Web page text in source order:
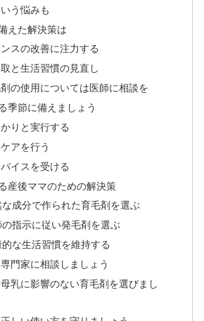
う悩みも
えた解決策は
スの改善に注力する
と生活習慣の見直し
の使用については医師に相談を
季節に備えましょう
りと実行する
アを行う
イスを受ける
産後ママのための解決策
成分で作られた育毛剤を選ぶ
指示に従い発毛剤を選ぶ
な生活習慣を維持する
門家に相談しましょう
乳に影響のない育毛剤を選びまし